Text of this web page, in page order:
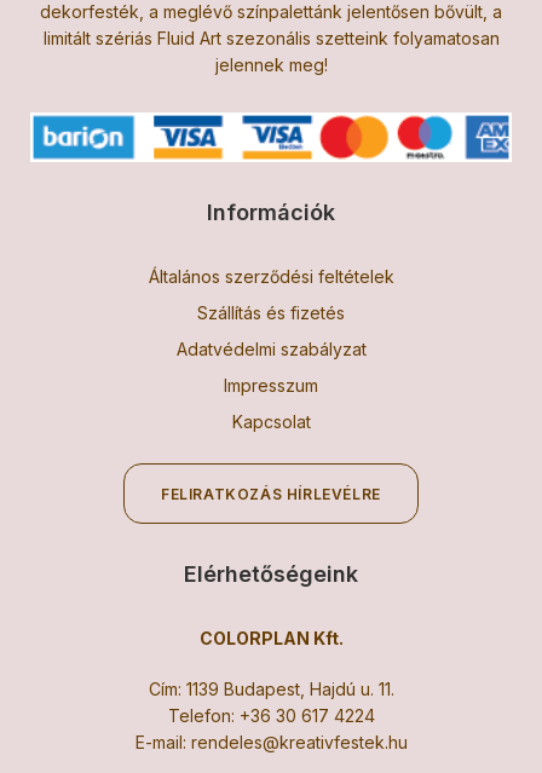
dekorfesték, a meglévő színpalettánk jelentősen bővült, a
limitált szériás Fluid Art szezonális szetteink folyamatosan
jelennek meg!
Információk
Általános szerződési feltételek
Szállítás és fizetés
Adatvédelmi szabályzat
Impresszum
Kapcsolat
FELIRATKOZÁS HÍRLEVÉLRE
Elérhetőségeink
COLORPLAN Kft.
Cím: 1139 Budapest, Hajdú u. 11.
Telefon: +36 30 617 4224
E-mail: rendeles@kreativfestek.hu